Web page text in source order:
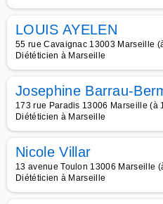
LOUIS AYELEN
55 rue Cavaignac 13003 Marseille
Diététicien à Marseille
Josephine Barrau-
173 rue Paradis 13006 Marseille (à
Diététicien à Marseille
Nicole Villar
13 avenue Toulon 13006 Marseille
Diététicien à Marseille